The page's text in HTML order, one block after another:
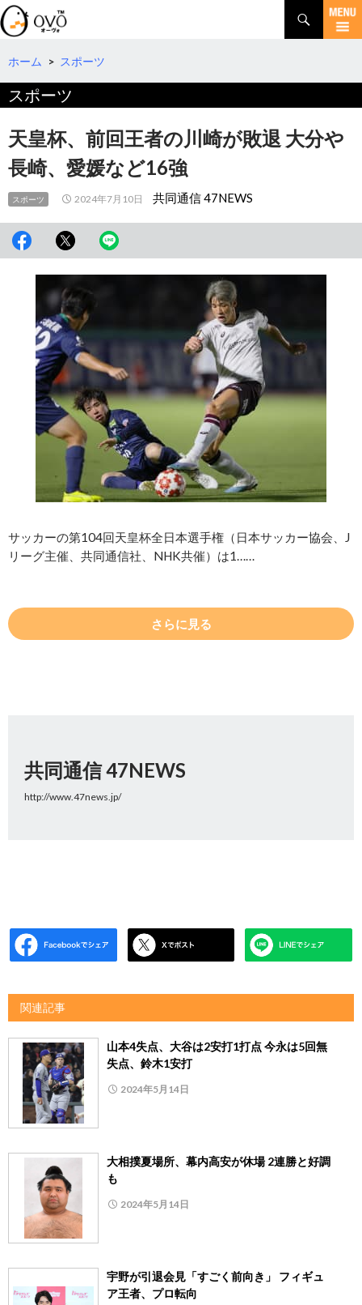
検
索
コ
テ
へ
動
ホーム > スポーツ
スポーツ
天皇杯、前回王者の川崎が敗退 大分や
長崎、愛媛など16強
スポーツ 2024年7月10日 共同通信 47NEWS
サッカーの第104回天皇杯全日本選手権（日本サッカー協会、J
リーグ主催、共同通信社、NHK共催）は1……
さらに見る
共同通信 47NEWS
http://www.47news.jp/
関連記事
山本4失点、大谷は2安打1打点 今永は5回無
失点、鈴木1安打
2024年5月14日
大相撲夏場所、幕内高安が休場 2連勝と好調
も
2024年5月14日
宇野が引退会見「すごく前向き」 フィギュ
ア王者、プロ転向